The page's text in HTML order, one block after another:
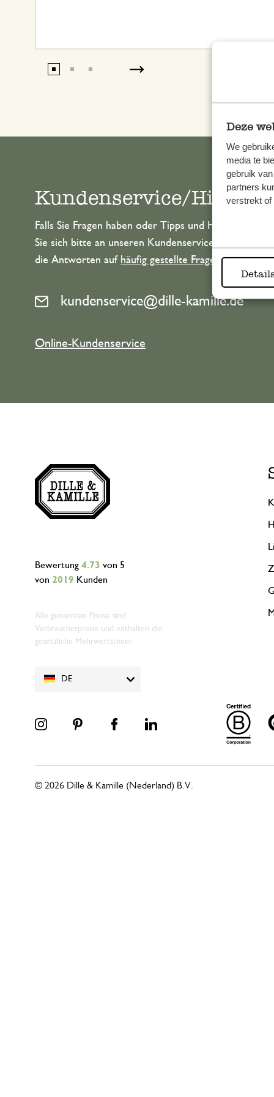
Deze
We
media te
gebruik
partners
verstrekt of
Kundenservice/Hilfe
Falls Sie Fragen haben oder Tipps und Hilfe
Sie sich bitte an unseren Kundenservice. Oder lesen
die Antworten auf häufig gestellte Fragen .
kundenservice@dille-kamille.de
Online-Kundenservice
DE
Bewertung 4.73 von 5
von 2019 Kunden
Alle genannten Preise sind
Verbraucherpreise und enthalten die
gesetzliche Mehrwertsteuer.
© 2026 Dille & Kamille (Nederland) B.V.